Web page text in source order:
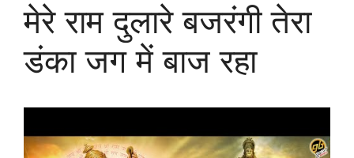
मेरे राम दुलारे बजरंगी तेरा
डंका जग में बाज रहा